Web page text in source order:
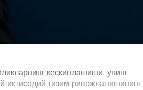
кескинлашиши, унинг
иқтисодий тизим ривожланишининг